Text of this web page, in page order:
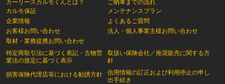
カーリースカルモくんとは？
ご納車までの流れ
カルモ保証
企業情報
お客様お問い合わせ
取材・業務提携お問い合わせ
特定商取引法に基づく表記・古物営
業法の規定に基づく表示
損害保険代理店等における勧誘方針
メンテナンスプラン
よくあるご質問
法人・個人事業主様お問い合わせ
取扱い保険会社／推奨販売に関する方
針
信用情報の訂正および利用停止の申し
出手続き